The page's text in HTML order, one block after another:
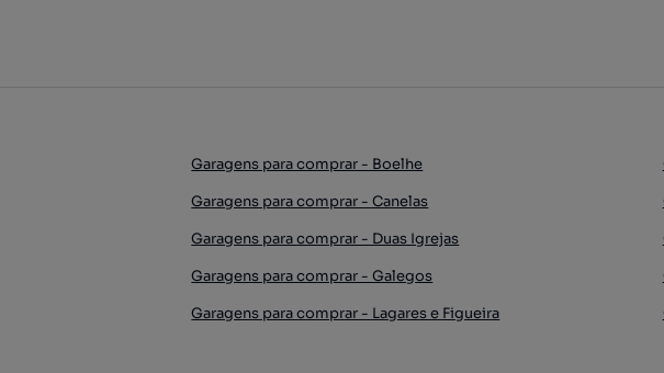
Garagens para comprar - Boelhe
Garagens para comprar - Canelas
Garagens para comprar - Duas Igrejas
Garagens para comprar - Galegos
Garagens para comprar - Lagares e Figueira